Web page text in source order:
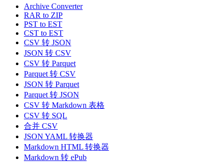
Archive Converter
RAR to ZIP
PST to EST
CST to EST
CSV 转 JSON
JSON 转 CSV
CSV 转 Parquet
Parquet 转 CSV
JSON 转 Parquet
Parquet 转 JSON
CSV 转 Markdown 表格
CSV 转 SQL
合并 CSV
JSON YAML 转换器
Markdown HTML 转换器
Markdown 转 ePub